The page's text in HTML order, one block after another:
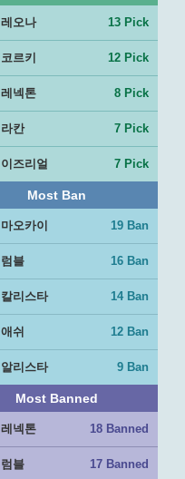
레오나 13 Pick
코르키 12 Pick
레넥톤 8 Pick
라칸 7 Pick
이즈리얼 7 Pick
Most Ban
마오카이 19 Ban
럼블 16 Ban
칼리스타 14 Ban
애쉬 12 Ban
알리스타 9 Ban
Most Banned
레넥톤 18 Banned
럼블 17 Banned